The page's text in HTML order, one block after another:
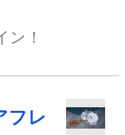
ン！
フレ